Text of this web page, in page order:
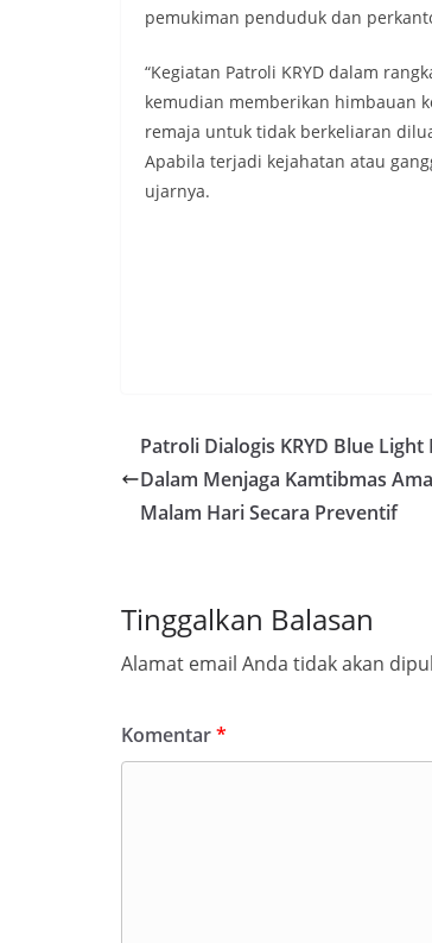
pemukiman penduduk dan
“Kegiatan Patroli KRYD dalam
kemudian memberikan himbauan
remaja untuk tidak berkeliaran
Apabila terjadi kejahatan atau
ujarnya.
Patroli Dialogis KRYD Blue
Dalam Menjaga Kamtibmas
Malam Hari Secara Preventif
Tinggalkan Balasan
Alamat email Anda tidak akan
Komentar*